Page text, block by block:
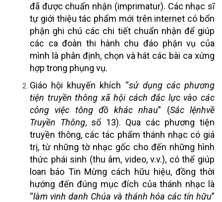
đã được chuẩn nhận (imprimatur). Các nhạc sĩ
tự giới thiệu tác phẩm mới trên internet có bổn
phận ghi chú các chi tiết chuẩn nhận để giúp
các ca đoàn thi hành chu đáo phận vụ của
mình là phân định, chọn và hát các bài ca xứng
hợp trong phụng vụ.
Giáo hội khuyến khích “sử dụng các phương
tiện truyền thông xã hội cách đắc lực vào các
công việc tông đồ khác nhau” (Sắc lệnhvề
Truyền Thông, số 13). Qua các phương tiện
truyền thông, các tác phẩm thánh nhạc có giá
trị, từ những tờ nhạc gốc cho đến những hình
thức phái sinh (thu âm, video, v.v.), có thể giúp
loan báo Tin Mừng cách hữu hiệu, đồng thời
hướng đến đúng mục đích của thánh nhạc là
“làm vinh danh Chúa và thánh hóa các tín hữu”